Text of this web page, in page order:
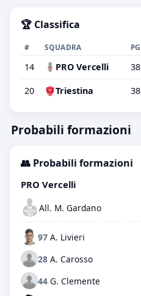
🏆 Classifica
# SQUADRA PG
14 PRO Vercelli 38
20 Triestina 38
Probabili formazioni
👥 Probabili formazioni
PRO Vercelli
All. M. Gardano
97 A. Livieri
28 A. Carosso
44 G. Clemente